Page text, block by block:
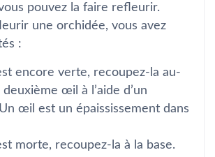
pouvez la faire refleurir.
une orchidée, vous avez
:
encore verte, recoupez-la au-
œil à l’aide d’un
œil est un épaississement dans
morte, recoupez-la à la base.